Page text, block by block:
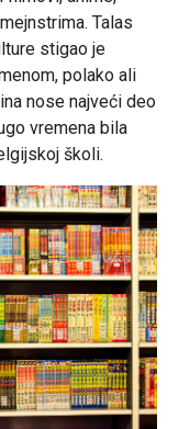
Talas
stigao je
polako ali
nose najveći deo
vremena bila
školi.